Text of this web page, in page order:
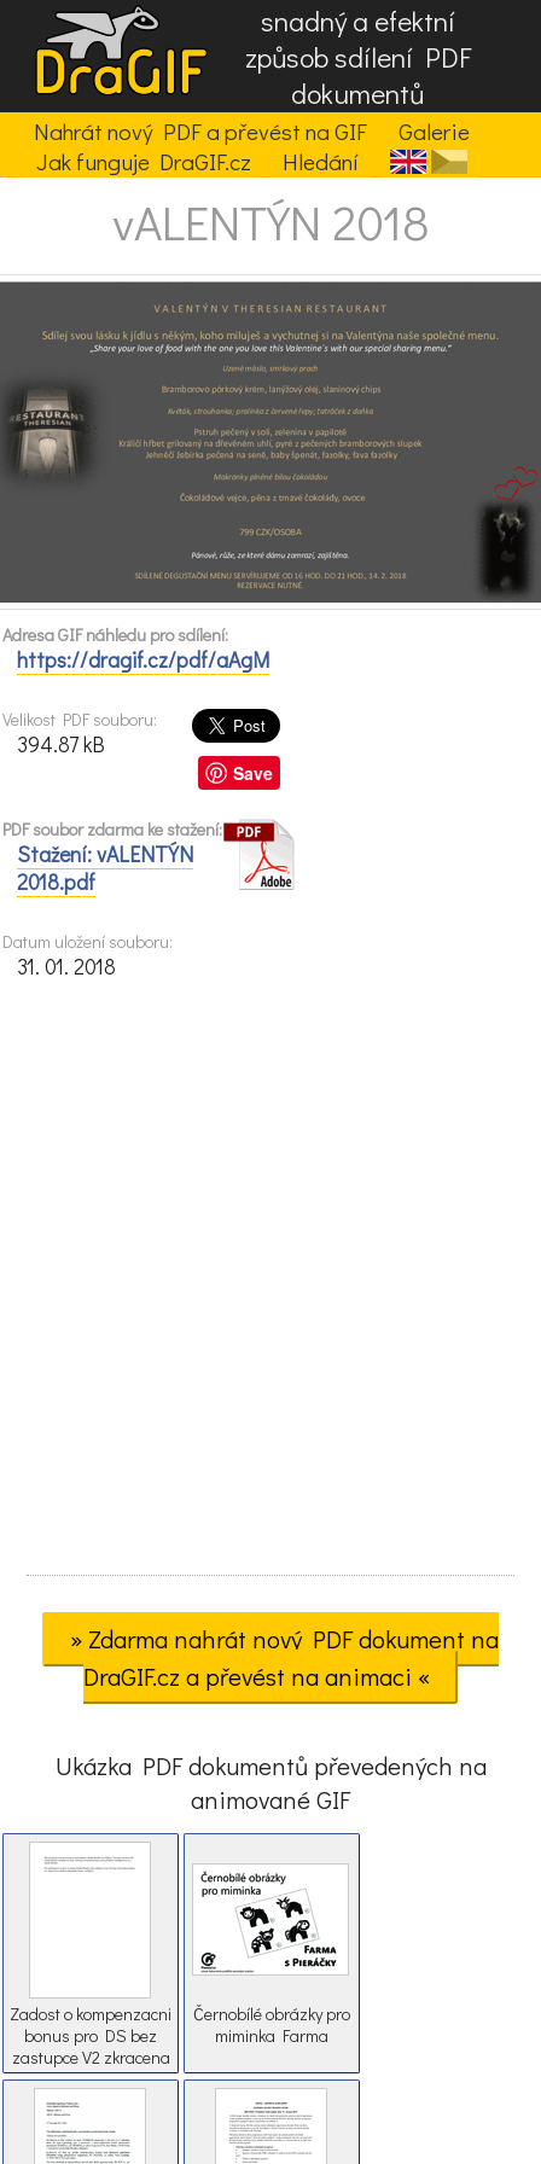
snadný a efektní
způsob sdílení PDF
dokumentů
Nahrát nový PDF a převést na GIF
Galerie
Jak funguje DraGIF.cz
Hledání
vALENTÝN 2018
Adresa GIF náhledu pro sdílení:
https://dragif.cz/pdf/aAgM
Save
Velikost PDF souboru:
394.87 kB
PDF soubor zdarma ke stažení:
Stažení: vALENTÝN
2018.pdf
Datum uložení souboru:
31. 01. 2018
» Zdarma nahrát nový PDF dokument na
DraGIF.cz a převést na animaci «
Ukázka PDF dokumentů převedených na
animované GIF
Zadost o kompenzacni
bonus pro DS bez
zastupce V2 zkracena
Černobílé obrázky pro
miminka Farma